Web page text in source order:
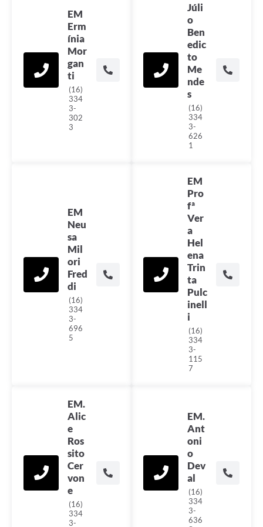
EM
Erm
ínia
Mor
gan
ti
(16)
334
3-
302
3
Júli
o
Ben
edic
to
Me
nde
s
(16)
334
3-
626
1
EM
Neu
sa
Mil
ori
Fred
di
(16)
334
3-
696
5
EM
Pro
fª
Ver
a
Hel
ena
Trin
ta
Pulc
inell
i
(16)
334
3-
115
7
EM.
Alic
e
Ros
sito
Cer
von
e
(16)
334
3-
EM.
Ant
oni
o
Dev
al
(16)
334
3-
636